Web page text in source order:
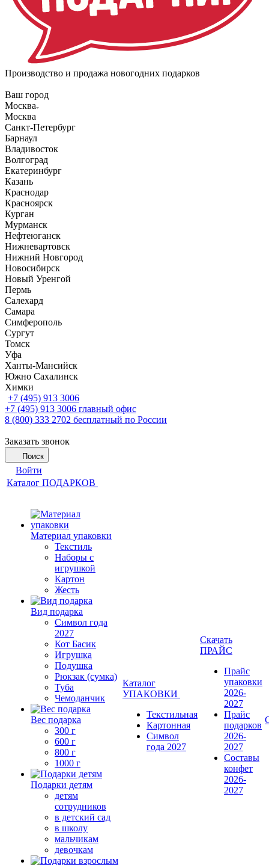
Производство и продажа новогодних подарков
Ваш город
Москва
Москва
Санкт-Петербург
Барнаул
Владивосток
Волгоград
Екатеринбург
Казань
Краснодар
Красноярск
Курган
Мурманск
Нефтеюганск
Нижневартовск
Нижний Новгород
Новосибирск
Новый Уренгой
Пермь
Салехард
Самара
Симферополь
Сургут
Томск
Уфа
Ханты-Мансийск
Южно Сахалинск
Химки
+7 (495) 913 3006
+7 (495) 913 3006 главный офис
8 (800) 333 2702 бесплатный по России
Заказать звонок
Поиск
Войти
Каталог ПОДАРКОВ
Материал упаковки
Текстиль
Наборы с
игрушкой
Картон
Жесть
Вид подарка
Символ года
2027
Кот Басик
Игрушка
Подушка
Рюкзак (сумка)
Туба
Чемоданчик
Вес подарка
300 г
600 г
800 г
1000 г
Подарки детям
детям
сотрудников
в детский сад
в школу
мальчикам
девочкам
Каталог
УПАКОВКИ
Текстильная
Картонная
Символ
года 2027
Скачать
ПРАЙС
Прайс
упаковки
2026-
2027
Прайс
подарков
2026-
2027
Составы
конфет
2026-
2027